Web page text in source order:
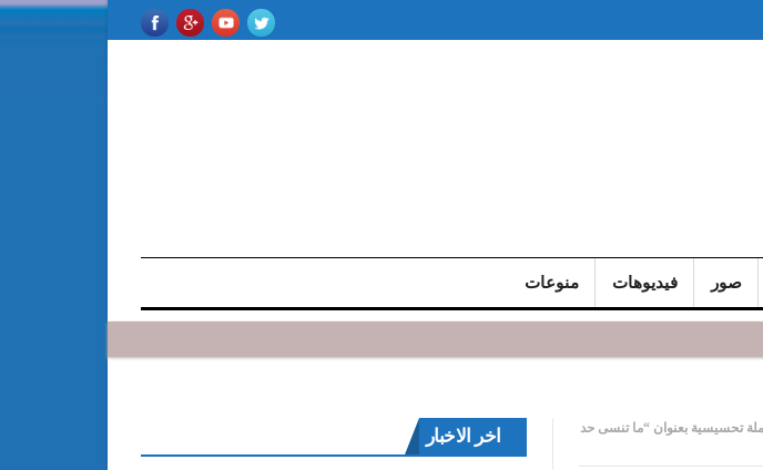
صور فيديوهات منوعات
تحسيسية بعنوان “ما تنسى حد
اخر الاخبار